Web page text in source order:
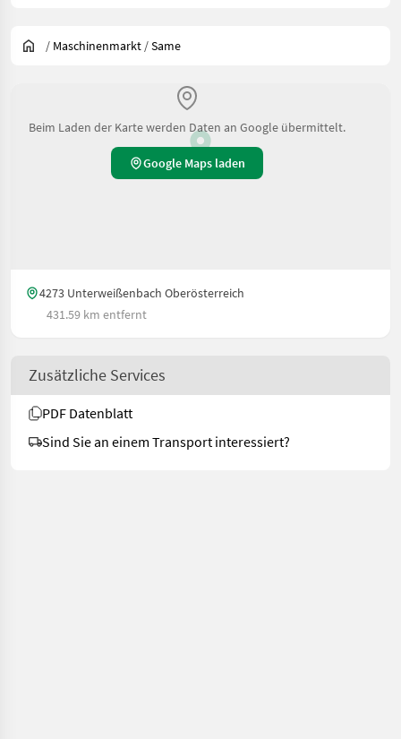
/ Maschinenmarkt /Same
Beim Laden der Karte werden Daten an Google übermittelt.
Google Maps laden
4273 Unterweißenbach Oberösterreich
431.59 km entfernt
Zusätzliche Services
PDF Datenblatt
Sind Sie an einem Transport interessiert?